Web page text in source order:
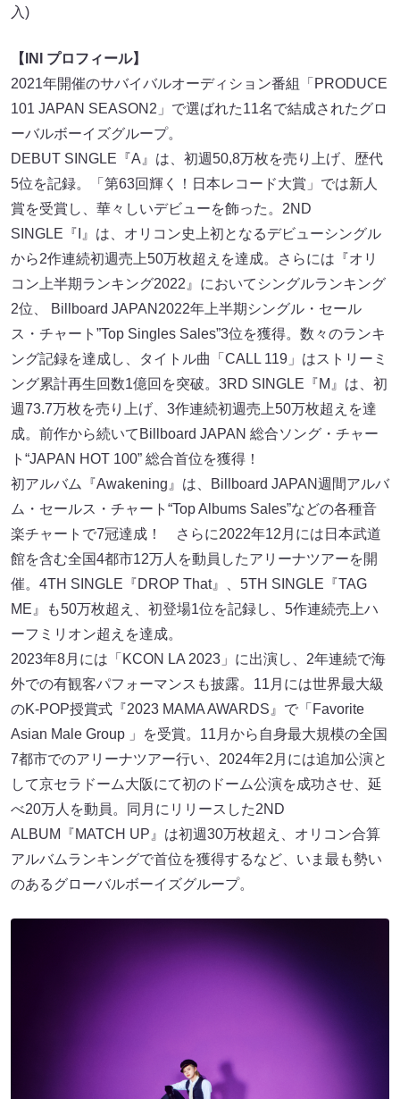
入)
【INI プロフィール】
2021年開催のサバイバルオーディション番組「PRODUCE
101 JAPAN SEASON2」で選ばれた11名で結成されたグロ
ーバルボーイズグループ。
DEBUT SINGLE『A』は、初週50,8万枚を売り上げ、歴代
5位を記録。「第63回輝く！日本レコード大賞」では新人
賞を受賞し、華々しいデビューを飾った。2ND
SINGLE『I』は、オリコン史上初となるデビューシングル
から2作連続初週売上50万枚超えを達成。さらには『オリ
コン上半期ランキング2022』においてシングルランキング
2位、 Billboard JAPAN2022年上半期シングル・セール
ス・チャート”Top Singles Sales”3位を獲得。数々のランキ
ング記録を達成し、タイトル曲「CALL 119」はストリーミ
ング累計再生回数1億回を突破。3RD SINGLE『M』は、初
週73.7万枚を売り上げ、3作連続初週売上50万枚超えを達
成。前作から続いてBillboard JAPAN 総合ソング・チャー
ト“JAPAN HOT 100” 総合首位を獲得！
初アルバム『Awakening』は、Billboard JAPAN週間アルバ
ム・セールス・チャート“Top Albums Sales”などの各種音
楽チャートで7冠達成！ さらに2022年12月には日本武道
館を含む全国4都市12万人を動員したアリーナツアーを開
催。4TH SINGLE『DROP That』、5TH SINGLE『TAG
ME』も50万枚超え、初登場1位を記録し、5作連続売上ハ
ーフミリオン超えを達成。
2023年8月には「KCON LA 2023」に出演し、2年連続で海
外での有観客パフォーマンスも披露。11月には世界最大級
のK-POP授賞式『2023 MAMA AWARDS』で「Favorite
Asian Male Group 」を受賞。11月から自身最大規模の全国
7都市でのアリーナツアー行い、2024年2月には追加公演と
して京セラドーム大阪にて初のドーム公演を成功させ、延
べ20万人を動員。同月にリリースした2ND
ALBUM『MATCH UP』は初週30万枚超え、オリコン合算
アルバムランキングで首位を獲得するなど、いま最も勢い
のあるグローバルボーイズグループ。